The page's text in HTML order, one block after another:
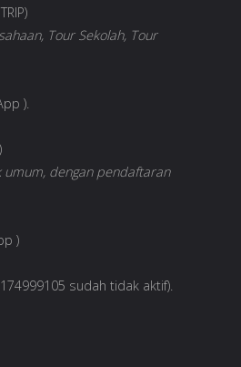
Tour Sekolah, Tour
).
dengan pendaftaran
)
sudah tidak aktif).